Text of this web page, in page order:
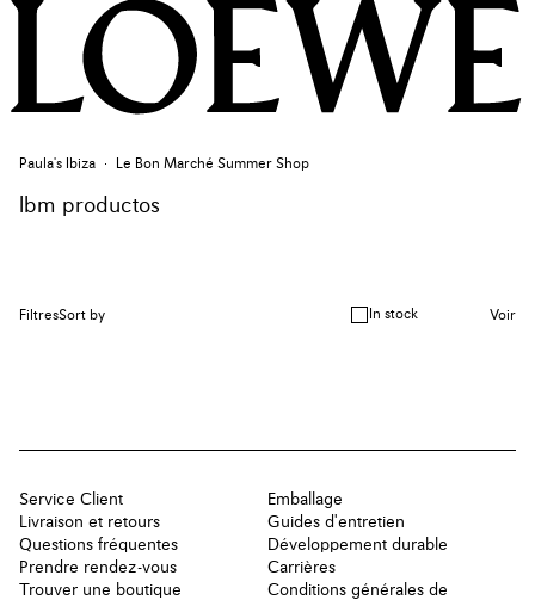
Paula's Ibiza Le Bon Marché Summer Shop
lbm productos
FiltresSort by In stock Voir
Service Client
Livraison et retours
Questions fréquentes
Prendre rendez-vous
Trouver une boutique
Emballage
Guides d'entretien
Développement durable
Carrières
Conditions générales de